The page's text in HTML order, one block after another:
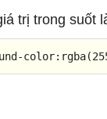
trị trong suốt